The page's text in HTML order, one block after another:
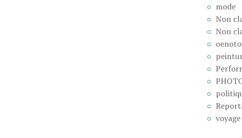
mode
Non
Non
voyage